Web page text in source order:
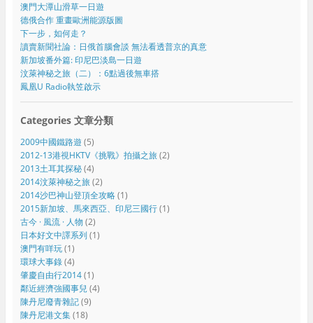
澳門大潭山滑草一日遊
德俄合作 重畫歐洲能源版圖
下一步，如何走？
讀賣新聞社論：日俄首腦會談 無法看透普京的真意
新加坡番外篇: 印尼巴淡島一日遊
汶萊神秘之旅（二）：6點過後無車搭
鳳凰U Radio執笠啟示
Categories 文章分類
2009中國鐵路遊(5)
2012-13港視HKTV《挑戰》拍攝之旅 (2)
2013土耳其探秘(4)
2014汶萊神秘之旅 (2)
2014沙巴神山登頂全攻略(1)
2015新加坡、馬來西亞、印尼三國行(1)
古今 · 風流 · 人物 (2)
日本好文中譯系列(1)
澳門有咩玩(1)
環球大事錄(4)
肇慶自由行2014(1)
鄰近經濟強國事兒(4)
陳丹尼廢青雜記(9)
陳丹尼港文集(18)